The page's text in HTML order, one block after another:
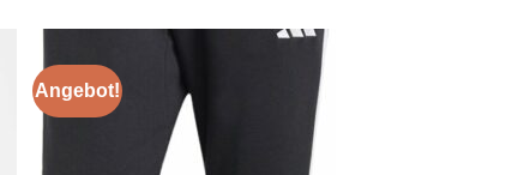
Angebot!
wishlist